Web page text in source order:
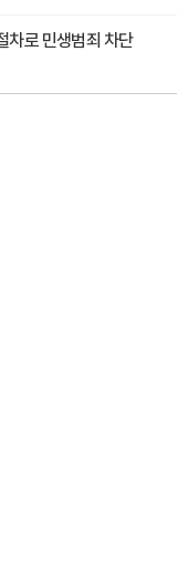
차로 민생범죄 차단